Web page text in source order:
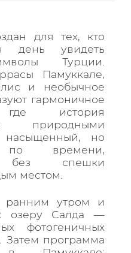
для тех, кто
день увидеть
Турции.
Памуккале,
и необычное
гармоничное
где история
природными
насыщенный, но
по времени,
без спешки
местом.
ранним утром и
озеру Салда —
фотогеничных
Затем программа